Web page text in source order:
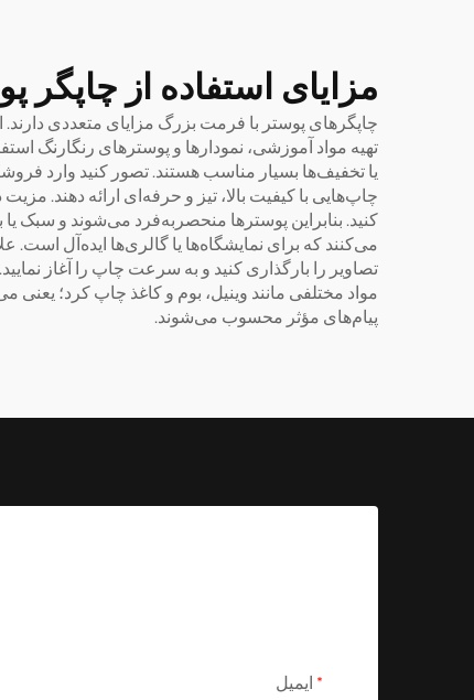
مزایای استفاده از
چاپگرهای پوستر با فرمت بزرگ مزایای متعددی
تهیه مواد آموزشی، نمودارها و پوسترهای رنگارنگ
چاپ‌هایی با کیفیت بالا، تیز و حرفه‌ای ارائه دهند.
کنید. بنابراین پوسترها منحصربه‌فرد می‌شوند و سبک
تصاویر را بارگذاری کنید و به سرعت چاپ را آغاز
مواد مختلفی مانند وینیل، بوم و کاغذ چاپ کرد؛ یعنی
پیام‌های مؤثر محسوب می‌شوند.
ایمیل